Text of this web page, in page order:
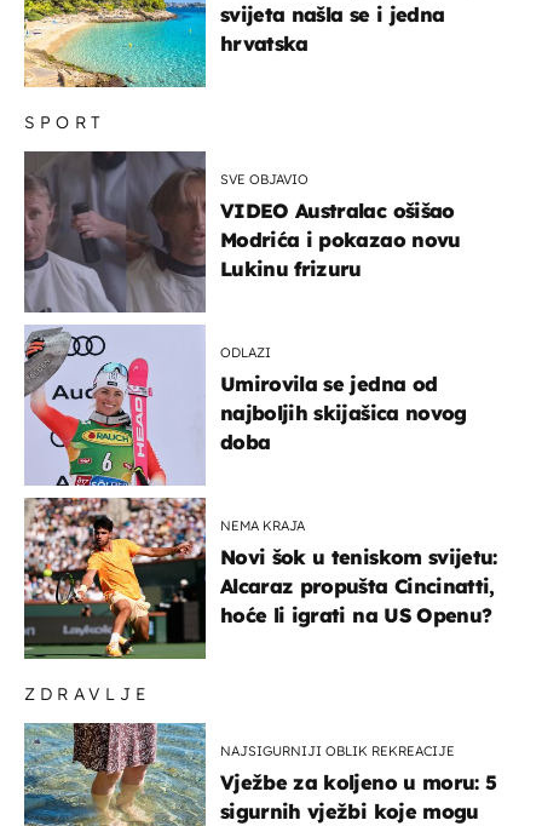
ZDRAVLJE
NAJSIGURNIJI OBLIK REKREACIJE
Vježbe za koljeno u moru: 5
sigurnih vježbi koje mogu
SPORT
SVE OBJAVIO
VIDEO Australac ošišao
Modrića i pokazao novu
Lukinu frizuru
ODLAZI
Umirovila se jedna od
najboljih skijašica novog
doba
NEMA KRAJA
Novi šok u teniskom svijetu:
Alcaraz propušta Cincinatti,
hoće li igrati na US Openu?
svijeta našla se i jedna
hrvatska